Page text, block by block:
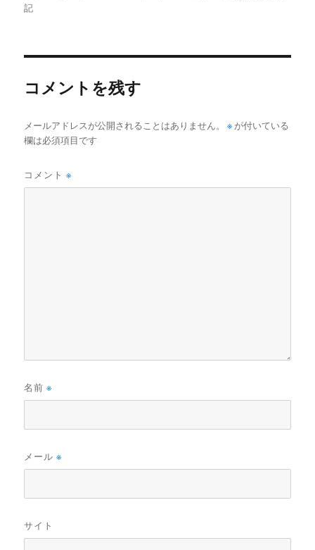
記
コメントを残す
メールアドレスが公開されることはありません。 ※ が付いている
欄は必須項目です
コメント※
名前※
メール※
サイト